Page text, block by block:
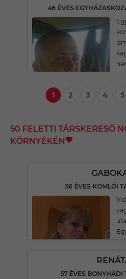
46 ÉVES
1 2 3 4 5
50 FELETTI TÁRSKERESŐ
KÖRNYÉKÉN
56 ÉVES KOMLÓI
57 ÉVES BONYHÁDI